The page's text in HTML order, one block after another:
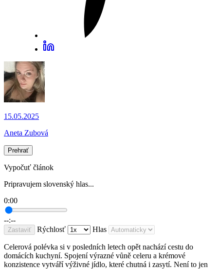
15.05.2025
Aneta Zubová
Prehrať
Vypočuť článok
Pripravujem slovenský hlas...
0:00
--:--
Zastaviť Rýchlosť Hlas
Celerová polévka si v posledních letech opět nachází cestu do
domácích kuchyní. Spojení výrazné vůně celeru a krémové
konzistence vytváří výživné jídlo, které chutná i zasytí. Není to jen